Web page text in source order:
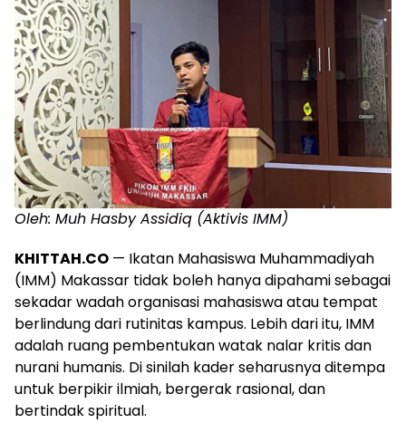
Oleh: Muh Hasby Assidiq (Aktivis IMM)
KHITTAH.CO — Ikatan Mahasiswa Muhammadiyah
(IMM) Makassar tidak boleh hanya dipahami sebagai
sekadar wadah organisasi mahasiswa atau tempat
berlindung dari rutinitas kampus. Lebih dari itu, IMM
adalah ruang pembentukan watak nalar kritis dan
nurani humanis. Di sinilah kader seharusnya ditempa
untuk berpikir ilmiah, bergerak rasional, dan
bertindak spiritual.